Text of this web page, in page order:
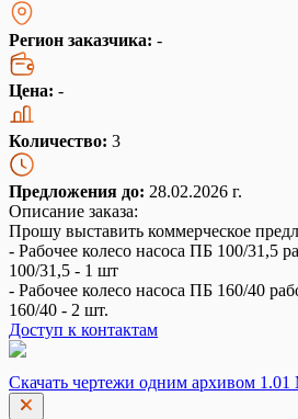
Регион заказчика: -
Цена: -
Количество: 3
Предложения до: 28.02.2026 г.
Описание заказа:
Прошу выставить коммерческое
- Рабочее колесо насоса ПБ 100/31,5
100/31,5 - 1 шт
- Рабочее колесо насоса ПБ 160/40
160/40 - 2 шт.
Доступ к контактам
Скачать чертежи одним архивом 1.01